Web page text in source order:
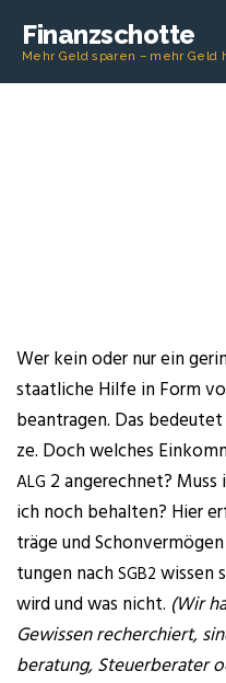
Finanzschotte
Mehr Geld sparen – mehr Geld
Wer kein oder nur ein
staat­li­che Hil­fe in Form
bean­tra­gen. Das
ze. Doch wel­ches
ALG 2 ange­rech­net?
ich noch behal­ten? Hier
trä­ge und
tun­gen nachSGB2 wis­sen
wird und was nicht. (Wir
Gewis­sen recher­chiert,
be­ra­tung, Steu­er­be­ra­ter